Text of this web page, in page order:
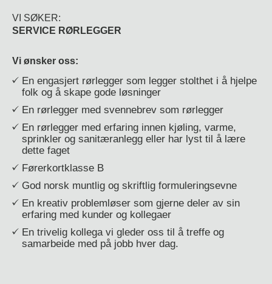
VI SØKER:
SERVICE RØRLEGGER
Vi ønsker oss:
En engasjert rørlegger som legger stolthet i å hjelpe
folk og å skape gode løsninger
En rørlegger med svennebrev som rørlegger
En rørlegger med erfaring innen kjøling, varme,
sprinkler og sanitæranlegg eller har lyst til å lære
dette faget
Førerkortklasse B
God norsk muntlig og skriftlig formuleringsevne
En kreativ problemløser som gjerne deler av sin
erfaring med kunder og kollegaer
En trivelig kollega vi gleder oss til å treffe og
samarbeide med på jobb hver dag.